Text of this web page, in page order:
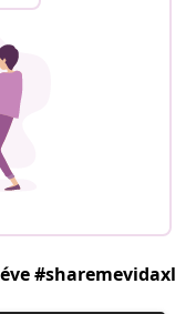
#sharemevidaxl